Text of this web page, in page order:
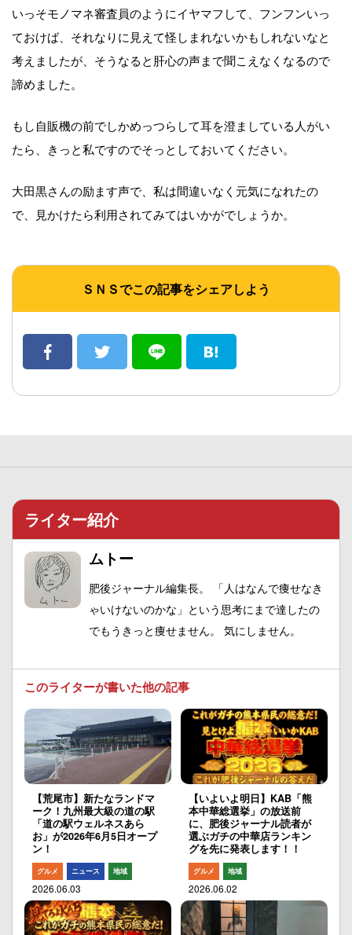
いっそモノマネ審査員のようにイヤマフして、フンフンいっ
ておけば、それなりに見えて怪しまれないかもしれないなと
考えましたが、そうなると肝心の声まで聞こえなくなるので
諦めました。
もし自販機の前でしかめっつらして耳を澄ましている人がい
たら、きっと私ですのでそっとしておいてください。
大田黒さんの励ます声で、私は間違いなく元気になれたの
で、見かけたら利用されてみてはいかがでしょうか。
ＳＮＳでこの記事をシェアしよう
ライター紹介
ムトー
肥後ジャーナル編集長。 「人はなんで痩せなき
ゃいけないのかな」という思考にまで達したの
でもうきっと痩せません。 気にしません。
このライターが書いた他の記事
【荒尾市】新たなランドマ
ーク！九州最大級の道の駅
「道の駅ウェルネスあら
お」が2026年6月5日オープ
ン！
グルメ ニュース 地域
2026.06.03
【いよいよ明日】KAB「熊
本中華総選挙」の放送前
に、肥後ジャーナル読者が
選ぶガチの中華店ランキン
グを先に発表します！！
グルメ 地域
2026.06.02